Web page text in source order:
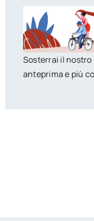
Sosterrai il
anteprima e più